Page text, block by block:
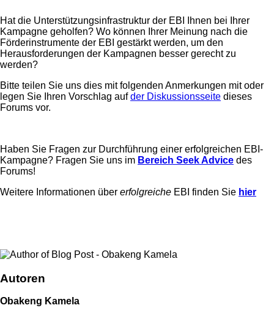
Hat die Unterstützungsinfrastruktur der EBI Ihnen bei Ihrer
Kampagne geholfen? Wo können Ihrer Meinung nach die
Förderinstrumente der EBI gestärkt werden, um den
Herausforderungen der Kampagnen besser gerecht zu
werden?
Bitte teilen Sie uns dies mit folgenden Anmerkungen mit oder
legen Sie Ihren Vorschlag aufder Diskussionsseite dieses
Forums vor.
Haben Sie Fragen zur Durchführung einer erfolgreichen EBI-
Kampagne? Fragen Sie uns im Bereich Seek Advice des
Forums!
Weitere Informationen über erfolgreiche EBI finden Sie hier
Autoren
Obakeng Kamela